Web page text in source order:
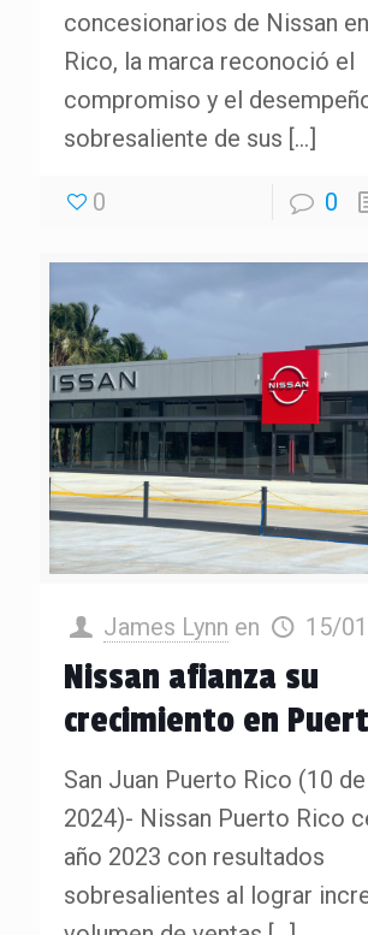
concesionarios de Nissan
Rico, la marca reconoció el
compromiso y el
sobresaliente de sus […]
0 0
James Lynn en 15/
Nissan afianza su
crecimiento en
San Juan Puerto Rico (10
2024)- Nissan Puerto Rico
año 2023 con resultados
sobresalientes al lograr